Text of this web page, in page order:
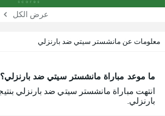
عرض الكل
معلومات عن مانشستر سيتي ضد بارنزلي
ما موعد مباراة مانشستر سيتي ضد بارنزلي؟
بارنزلي.